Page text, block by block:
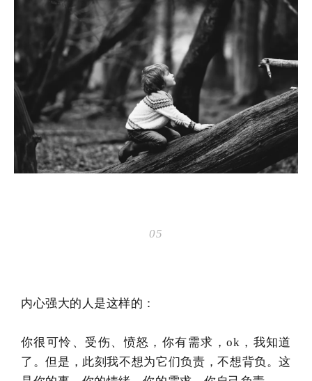
05
内心强大的人是这样的：
你很可怜、受伤、愤怒，你有需求，ok，我知道
了。但是，此刻我不想为它们负责，不想背负。这